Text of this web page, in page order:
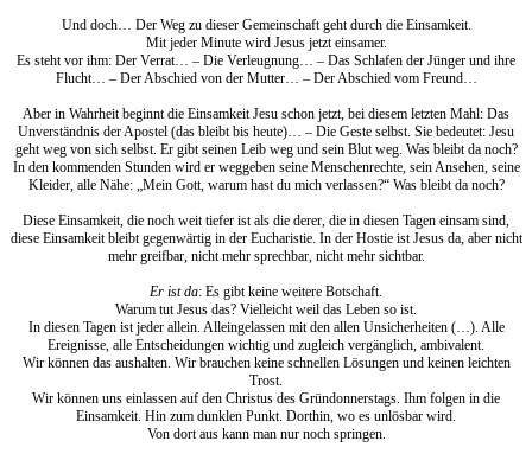
Und doch… Der Weg zu dieser Gemeinschaft geht durch die Einsamkeit.
Mit jeder Minute wird Jesus jetzt einsamer.
Es steht vor ihm: Der Verrat… – Die Verleugnung… – Das Schlafen der Jünger und ihre
Flucht… – Der Abschied von der Mutter… – Der Abschied vom Freund…
Aber in Wahrheit beginnt die Einsamkeit Jesu schon jetzt, bei diesem letzten Mahl: Das
Unverständnis der Apostel (das bleibt bis heute)… – Die Geste selbst. Sie bedeutet: Jesu
geht weg von sich selbst. Er gibt seinen Leib weg und sein Blut weg. Was bleibt da noch?
In den kommenden Stunden wird er weggeben seine Menschenrechte, sein Ansehen, seine
Kleider, alle Nähe: „Mein Gott, warum hast du mich verlassen?“ Was bleibt da noch?
Diese Einsamkeit, die noch weit tiefer ist als die derer, die in diesen Tagen einsam sind,
diese Einsamkeit bleibt gegenwärtig in der Eucharistie. In der Hostie ist Jesus da, aber nicht
mehr greifbar, nicht mehr sprechbar, nicht mehr sichtbar.
Er ist da: Es gibt keine weitere Botschaft.
Warum tut Jesus das? Vielleicht weil das Leben so ist.
In diesen Tagen ist jeder allein. Alleingelassen mit den allen Unsicherheiten (…). Alle
Ereignisse, alle Entscheidungen wichtig und zugleich vergänglich, ambivalent.
Wir können das aushalten. Wir brauchen keine schnellen Lösungen und keinen leichten
Trost.
Wir können uns einlassen auf den Christus des Gründonnerstags. Ihm folgen in die
Einsamkeit. Hin zum dunklen Punkt. Dorthin, wo es unlösbar wird.
Von dort aus kann man nur noch springen.